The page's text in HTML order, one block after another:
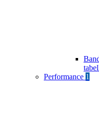
Performance 1